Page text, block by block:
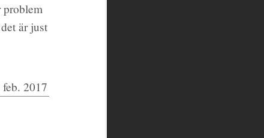
problem
är just
feb. 2017